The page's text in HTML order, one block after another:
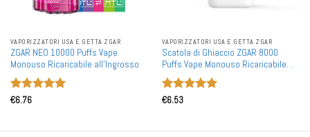
VAPORIZZATORI USA E GETTA ZGAR
ZGAR NEO 10000 Puffs Vape
Monouso Ricaricabile all'Ingrosso
Valutato
€6.76
VAPORIZZATORI USA E GETTA ZGAR
Scatola di Ghiaccio ZGAR 8000
Puffs Vape Monouso Ricaricabile
all'Ingrosso
Valutato
€6.53